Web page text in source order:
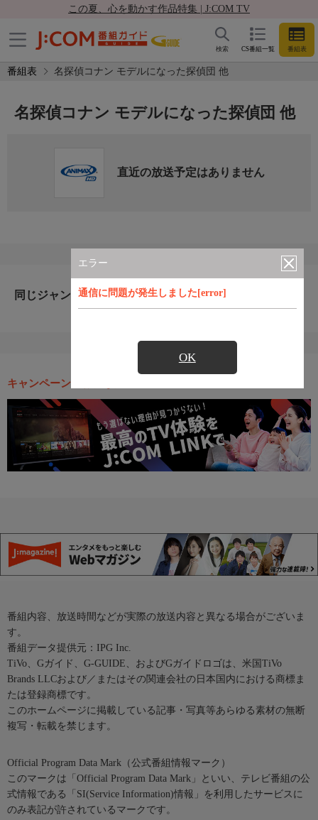
この夏、心を動かす作品特集 | J:COM TV
CS番組一覧 番組表
検索
番組表 名探偵コナン モデルになった探偵団 他
エラー
通信に問題が発生しました[error]
OK
名探偵コナン モデルになった探偵団 他
直近の放送予定はありません
同じジャンルのおすすめ番組
キャンペーン・お得な情報
番組内容、放送時間などが実際の放送内容と異なる場合がございま
す。
番組データ提供元：IPG Inc.
TiVo、Gガイド、G-GUIDE、およびGガイドロゴは、米国TiVo
Brands LLCおよび／またはその関連会社の日本国内における商標ま
たは登録商標です。
このホームページに掲載している記事・写真等あらゆる素材の無断
複写・転載を禁じます。
Official Program Data Mark（公式番組情報マーク）
このマークは「Official Program Data Mark」といい、テレビ番組の公
式情報である「SI(Service Information)情報」を利用したサービスに
のみ表記が許されているマークです。